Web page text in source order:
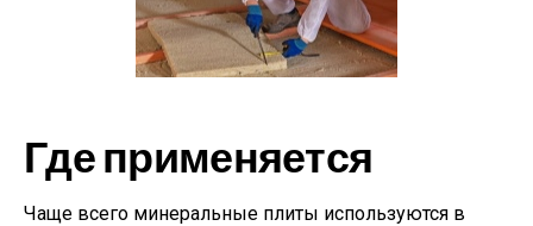
Где применяется
Чаще всего минеральные плиты используются в